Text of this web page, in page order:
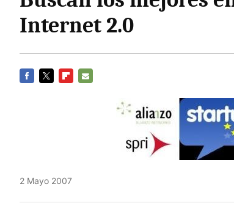
Internet 2.0
2 Mayo 2007